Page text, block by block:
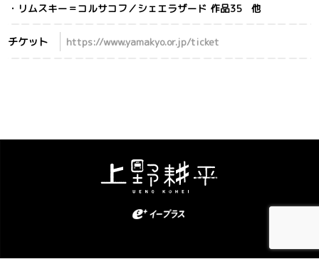
・リムスキー＝コルサコフ／シェエラザード 作品35 他
チケット https://www.yamakyo.or.jp/ticket